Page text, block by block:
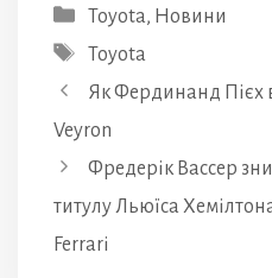
Категорії
Toyota, Новини
Позначки
Toyota
Як Фердинанд
Veyron
Фредерік Вассер
титулу Льюїса
Ferrari